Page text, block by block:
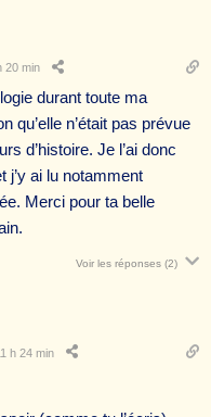
20 min
durant toute ma
qu’elle n’était pas prévue
d’histoire. Je l’ai donc
j’y ai lu notamment
Merci pour ta belle
Voir les réponses (2)
h 24 min